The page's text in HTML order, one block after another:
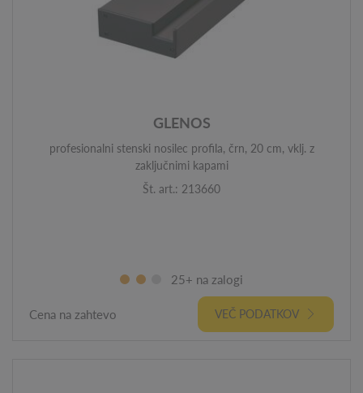
GLENOS
profesionalni stenski nosilec profila, črn, 20 cm, vklj. z
zaključnimi kapami
Št. art.: 213660
25+ na zalogi
Cena na zahtevo VEČ PODATKOV